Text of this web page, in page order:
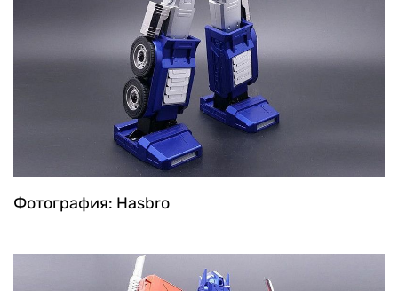
Фотография: Hasbro